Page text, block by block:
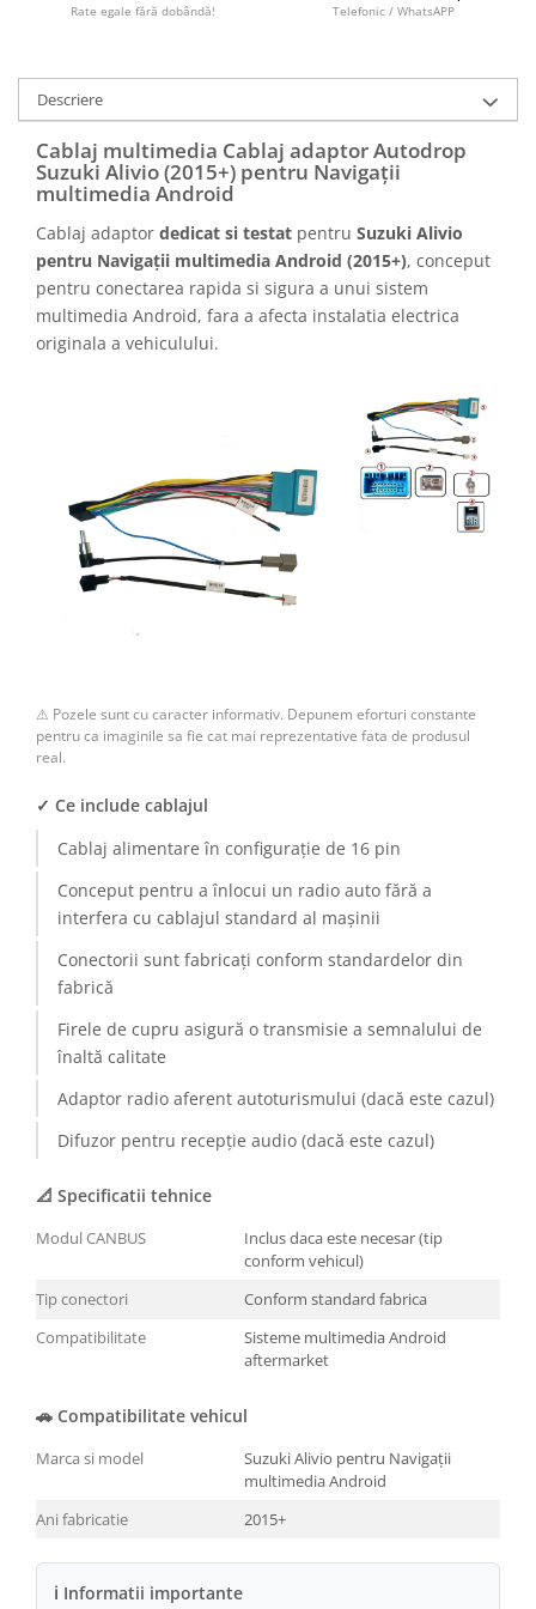
Camere marșarier auto
Camere Skoda
Camere Volkswagen
Camere Mercedes Benz
Camere Audi
Camere BMW
Camere Iveco
Camere Renault
Camere Peugeot
Camere înregistrare trafic
Accesorii multimedia
Conectică Auto
Conectică Auto
Conectică Audi
Conectică BMW
Conectică Volkswagen
Conectică Renault
Rate egale fără dobândă! Telefonic / WhatsAPP
Descriere
Cablaj multimedia Cablaj adaptor Autodrop
Suzuki Alivio (2015+) pentru Navigații
multimedia Android
Cablaj adaptor dedicat si testat pentru Suzuki Alivio
pentru Navigații multimedia Android (2015+), conceput
pentru conectarea rapida si sigura a unui sistem
multimedia Android, fara a afecta instalatia electrica
originala a vehiculului.
⚠ Pozele sunt cu caracter informativ. Depunem eforturi constante
pentru ca imaginile sa fie cat mai reprezentative fata de produsul
real.
✓ Ce include cablajul
Cablaj alimentare în configurație de 16 pin
Conceput pentru a înlocui un radio auto fără a
interfera cu cablajul standard al mașinii
Conectorii sunt fabricați conform standardelor din
fabrică
Firele de cupru asigură o transmisie a semnalului de
înaltă calitate
Adaptor radio aferent autoturismului (dacă este cazul)
Difuzor pentru recepție audio (dacă este cazul)
📐 Specificatii tehnice
Modul CANBUS
Inclus daca este necesar (tip
conform vehicul)
Tip conectori
Conform standard fabrica
Compatibilitate
Sisteme multimedia Android
aftermarket
🚗 Compatibilitate vehicul
Marca si model
Suzuki Alivio pentru Navigații
multimedia Android
Ani fabricatie
2015+
ℹ Informatii importante